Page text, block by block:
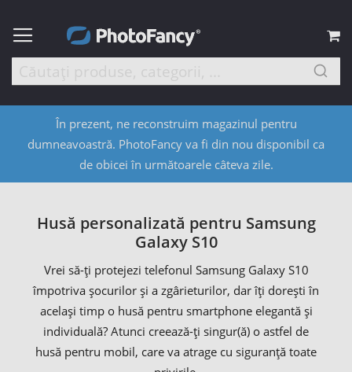
În prezent, ne reconstruim magazinul pentru
dumneavoastră. PhotoFancy va fi din nou disponibil ca
de obicei în următoarele câteva zile.
Husă personalizată pentru Samsung
Galaxy S10
Vrei să-ți protejezi telefonul Samsung Galaxy S10
împotriva șocurilor și a zgârieturilor, dar îți dorești în
același timp o husă pentru smartphone elegantă și
individuală? Atunci creează-ți singur(ă) o astfel de
husă pentru mobil, care va atrage cu siguranță toate